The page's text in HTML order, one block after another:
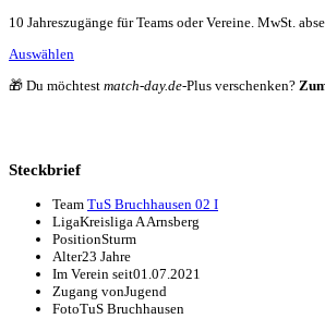
10 Jahreszugänge für Teams oder Vereine. MwSt.
Auswählen
🎁 Du möchtest match-day.de-Plus verschenken?
Steckbrief
Team TuS Bruchhausen 02 I
LigaKreisliga A Arnsberg
PositionSturm
Alter23 Jahre
Im Verein seit01.07.2021
Zugang vonJugend
FotoTuS Bruchhausen